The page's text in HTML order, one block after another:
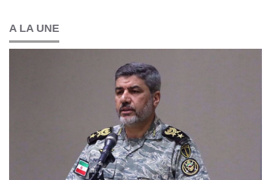
A LA UNE